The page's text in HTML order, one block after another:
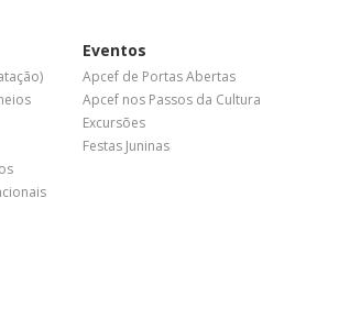
Eventos
Apcef de Portas Abertas
Apcef nos Passos da Cultura
Excursões
Festas Juninas